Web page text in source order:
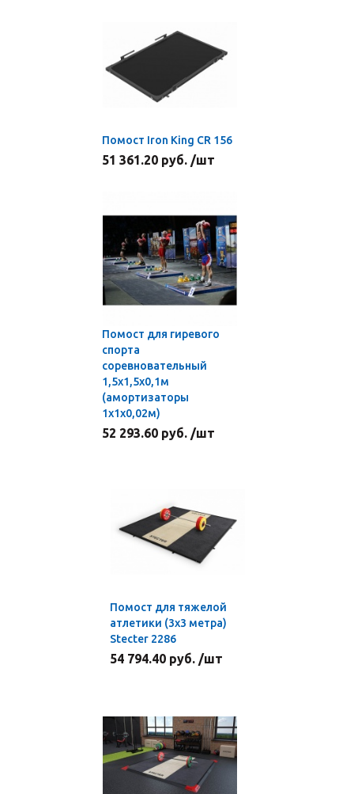
Помост Iron King CR 156
51 361.20 руб. /шт
Помост для гиревого
спорта
соревновательный
1,5х1,5х0,1м
(амортизаторы
1х1х0,02м)
52 293.60 руб. /шт
Помост для тяжелой
атлетики (3х3 метра)
Stecter 2286
54 794.40 руб. /шт